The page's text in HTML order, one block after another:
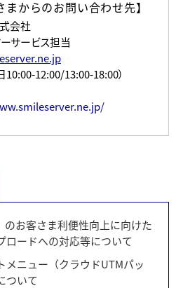
まからのお問い合わせ先】
会社
サービス担当
10:00-12:00/13:00-18:00）
のお客さま利便性向上に向けた
ロードへの対応等について
メニュー（クラウドUTMパッ
ついて